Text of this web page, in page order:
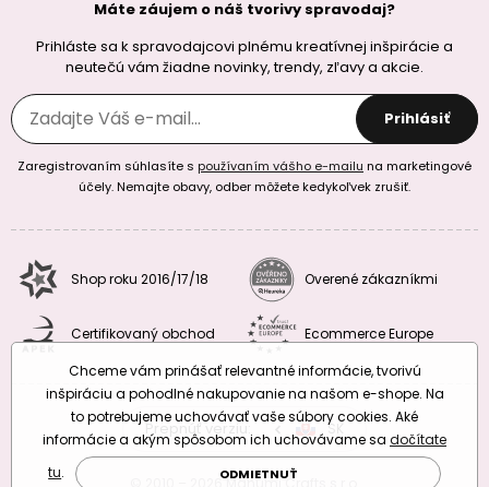
Máte záujem o náš tvorivy spravodaj?
Prihláste sa k spravodajcovi plnému kreatívnej inšpirácie a
neutečú vám žiadne novinky, trendy, zľavy a akcie.
Prihlásiť
Zaregistrovaním súhlasíte s používaním vášho e-mailu na marketingové
účely. Nemajte obavy, odber môžete kedykoľvek zrušiť.
Shop roku 2016/17/18 Overené zákazníkmi
Certifikovaný obchod Ecommerce Europe
Prepnúť verziu: CZSK
© 2010 – 2026 Manumi Crafts s.r.o.
Chceme vám prinášať relevantné informácie, tvorivú
inšpiráciu a pohodlné nakupovanie na našom e-shope. Na
to potrebujeme uchovávať vaše súbory cookies. Aké
informácie a akým spôsobom ich uchovávame sa dočítate
tu. ODMIETNUŤ